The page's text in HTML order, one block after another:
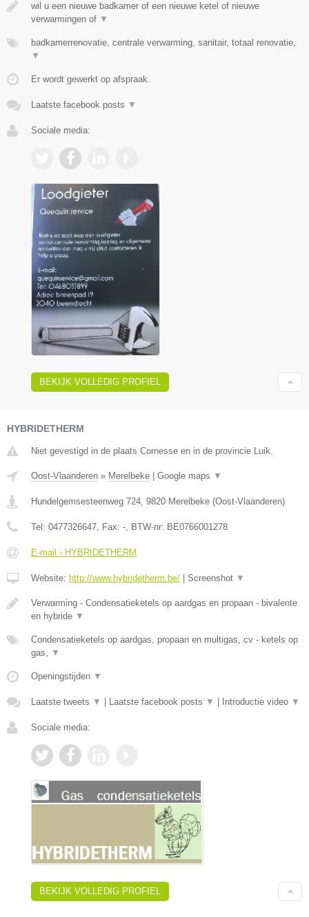
wil u een nieuwe badkamer of een nieuwe ketel of nieuwe
verwarmingen of ▼
badkamerrenovatie, centrale verwarming, sanitair, totaal renovatie,
▼
Er wordt gewerkt op afspraak.
Laatste facebook posts ▼
Sociale media:
BEKIJK VOLLEDIG PROFIEL
HYBRIDETHERM
Niet gevestigd in de plaats Cornesse en in de provincie Luik.
Oost-Vlaanderen » Merelbeke | Google maps ▼
Hundelgemsesteenweg 724 9820 Merelbeke (Oost-Vlaanderen)
Tel: 0477326647 , Fax: - , BTW-nr: BE0766001278
E-mail › HYBRIDETHERM
Website: http://www.hybridetherm.be/ | Screenshot ▼
Verwarming - Condensatieketels op aardgas en propaan - bivalente
en hybride ▼
Condensatieketels op aardgas, propaan en multigas, cv - ketels op
gas,
▼
Openingstijden ▼
Laatste tweets ▼ | Laatste facebook posts ▼ | Introductie video ▼
Sociale media:
BEKIJK VOLLEDIG PROFIEL